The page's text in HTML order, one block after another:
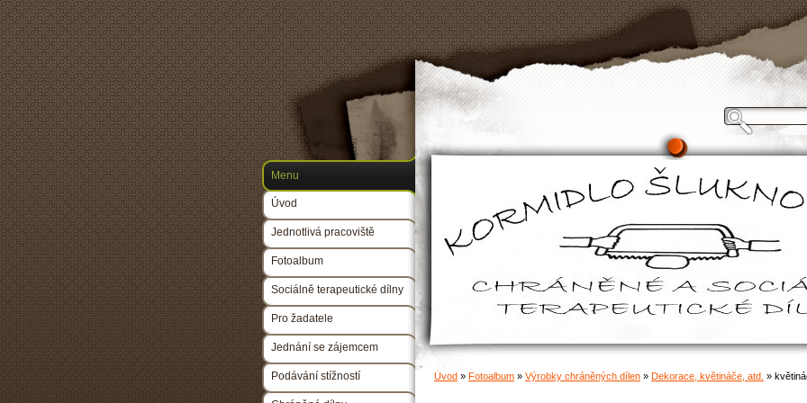
Úvod » Fotoalbum » Výrobky chráněných dílen » Dekorace, květináče, atd. »
Menu
Úvod
Jednotlivá pracoviště
Fotoalbum
Sociálně terapeutické dílny
Pro žadatele
Jednání se zájemcem
Podávání stížností